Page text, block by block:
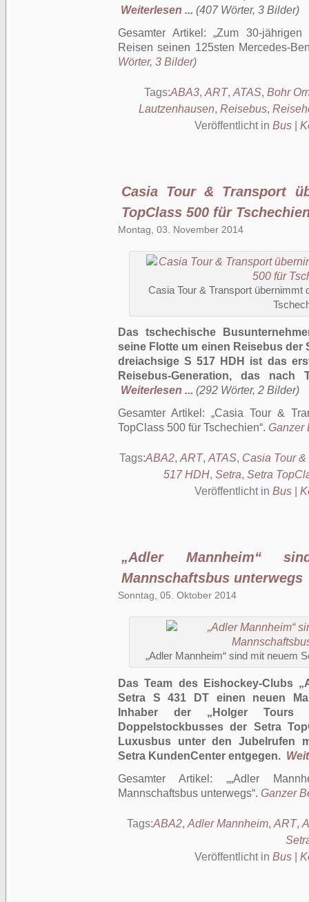
Weiterlesen ... (407 Wörter, 3 Bilder)
Gesamter Artikel: Zum 30-jährigen
Reisen seinen 125sten Mercedes-
Wörter, 3 Bilder)
Tags:ABA3, ART, ATAS, Bohr
Lautzenhausen, Reisebus,
Veröffentlicht in Bus|
Casia Tour & Transport
TopClass 500 für
Montag, 03. November 2014
Casia Tour & Transport übernimmt
Das tschechische
seine Flotte um einen Reisebus der
dreiachsige S 517 HDH ist das
Reisebus-Generation, das nach
Weiterlesen ... (292 Wörter, 2 Bilder)
Gesamter Artikel:
Casia Tour &
TopClass 500 für Tschechien . Ganzer
Tags:ABA2, ART, ATAS, Casia Tour &
517 HDH, Setra, Setra
Veröffentlicht in Bus|
„Adler Mannheim“
Mannschaftsbus unterwegs
Sonntag, 05. Oktober 2014
„Adler Mannheim“ sind mit neuem
Das Team des Eishockey-Clubs
Setra S 431 DT einen neuen
Inhaber der „Holger Tours
Doppelstockbusses der Setra
Luxusbus unter den Jubelrufen
Setra KundenCenter entgegen.
Gesamter Artikel: „Adler
Mannschaftsbus unterwegs . Ganzer
Tags:ABA2, Adler Mannheim, ART,
Veröffentlicht in Bus|